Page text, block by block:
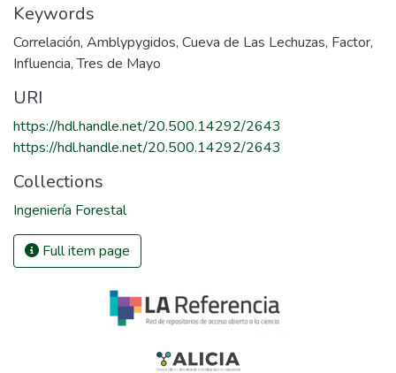
Keywords
Correlación, Amblypygidos, Cueva de Las Lechuzas, Factor,
Influencia,Tres de Mayo
URI
https://hdl.handle.net/20.500.14292/2643
https://hdl.handle.net/20.500.14292/2643
Collections
Ingeniería Forestal
Full item page